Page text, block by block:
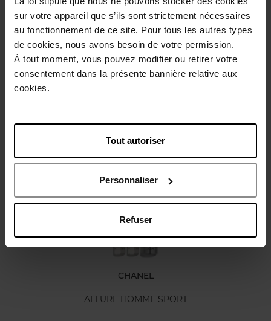
sur votre appareil que s’ils sont strictement nécessaires
au fonctionnement de ce site. Pour tous les autres types
de cookies, nous avons besoin de votre permission.
À tout moment, vous pouvez modifier ou retirer votre
consentement dans la présente bannière relative aux
cookies.
Tout autoriser
Personnaliser
Refuser
Beschrijving
Gebruiksadvies
Karakteristieken
Nog iets vergeten ?
CHANEL
ALLURE HOMME SPORT